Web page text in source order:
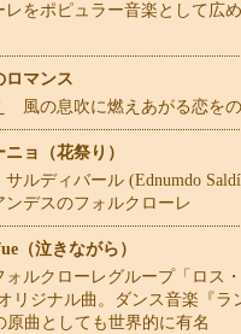
レをポピュラー音楽として広
ロマンス
風の息吹に燃えあがる恋を
ョ（花祭り）
ルディバール (Ednumdo
ンデスのフォルクローレ
（泣きながら）
ォルクローレグループ「ロス
リジナル曲。ダンス音楽『ラ
原曲としても世界的に有名